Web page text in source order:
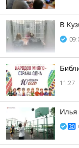
В
11:27
Илья